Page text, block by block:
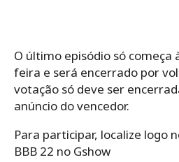
O último episódio só começa
feira e será encerrado por
votação só deve ser
anúncio do vencedor.
Para participar, localize logo
BBB 22 no Gshow